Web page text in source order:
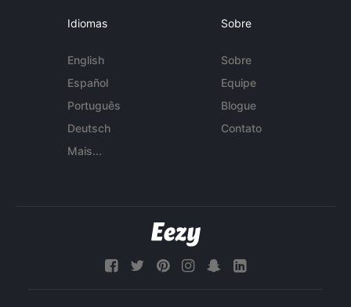
Idiomas
English
Español
Português
Deutsch
Mais...
Sobre
Sobre
Equipe
Blogue
Contato